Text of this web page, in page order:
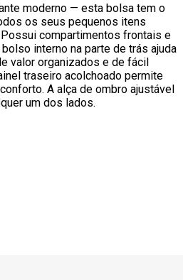
moderno — esta bolsa tem o
os seus pequenos itens
compartimentos frontais e
interno na parte de trás ajuda
valor organizados e de fácil
traseiro acolchoado permite
A alça de ombro ajustável
um dos lados.